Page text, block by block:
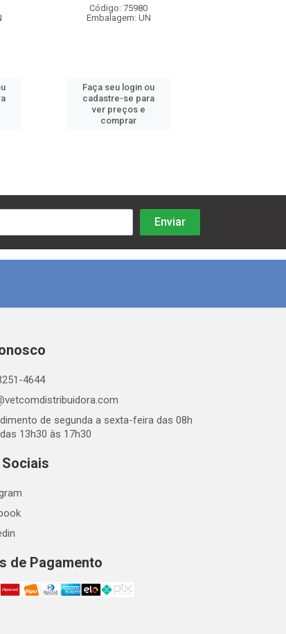
Código: 75980
Embalagem: UN
Faça seu login ou
cadastre-se para
ver preços e
comprar
4644
de segunda a sexta-feira das 08h
13h30 às 17h30
de Pagamento